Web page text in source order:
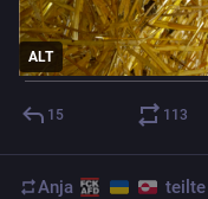
ALT
15 113
Anja teilte